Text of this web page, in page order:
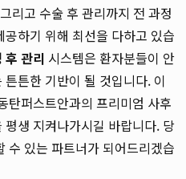
리고 수술 후 관리까지 전 과정
하기 위해 최선을 다하고 있습
후 관리 시스템은 환자분들이 안
튼한 기반이 될 것입니다. 이
탄퍼스트안과의 프리미엄 사후
생 지켜나가시길 바랍니다. 당
수 있는 파트너가 되어드리겠습